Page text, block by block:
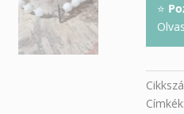
⭐
Címkék: